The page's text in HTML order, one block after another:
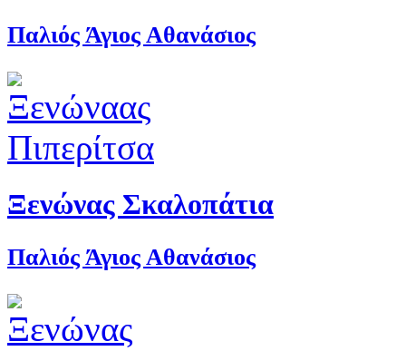
Παλιός Άγιος Αθανάσιος
Ξενώνας Σκαλοπάτια
Παλιός Άγιος Αθανάσιος